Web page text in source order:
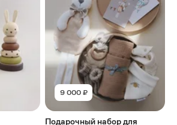
9 000 ₽
Подарочный набор для